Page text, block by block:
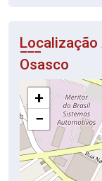
Osasco
+
−